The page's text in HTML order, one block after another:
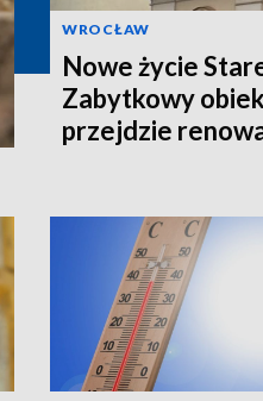
WROCŁAW
Nowe życie
Zabytkowy
przejdzie